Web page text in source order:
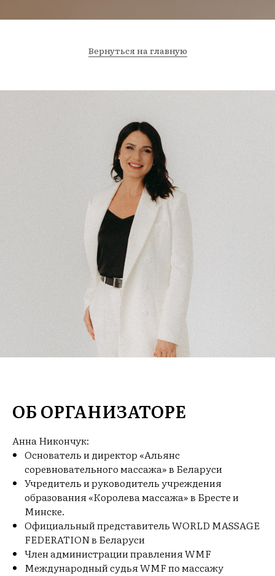
Вернуться на главную
ОБ ОРГАНИЗАТОРЕ
Анна Никончук:
Основатель и директор «Альянс
соревновательного массажа» в Беларуси
Учредитель и руководитель учреждения
образования «Королева массажа» в Бресте и
Минске.
Официальный представитель WORLD MASSAGE
FEDERATION в Беларуси
Член администрации правления WMF
Международный судья WMF по массажу